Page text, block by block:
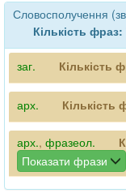
Словосполучення
Кількість фраз:
заг. Кількість
арх. Кількість
арх., фразеол.
Показати фрази